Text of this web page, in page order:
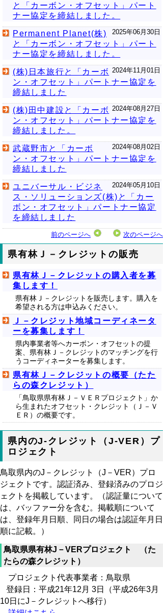
と「カーボン・オフセット」パート
ナー協定を締結しました。
2025年06月30日
Permanent Planet(株)
と「カーボン・オフセット」パート
ナー協定を締結しました。
2024年11月01日
(株)日本旅行と「カーボ
ン・オフセット」パートナー協定を
締結しました
2024年08月27日
(株)田中建設と「カーボ
ン・オフセット」パートナー協定を
締結しました。
2024年08月02日
武蔵野市と「カーボ
ン・オフセット」パートナー協定を
締結しました
2024年05月10日
ユニバーサル・ビジネ
ス・ソリューションズ(株)と「カー
ボン・オフセット」パートナー協定
を締結しました
前のページへ 次のページへ
県有林Ｊ－クレジットの販売
県有林Ｊ－クレジットの購入者を募
集します！
県有林Ｊ－クレジットを販売します。購入を
希望される方は申込みください。
Ｊ－クレジット地域コーディネータ
ーを募集します！
県内事業者等へカーボン・オフセットの提
案、県有林Ｊ－クレジットのマッチングを行
うコーディネーターを募集します。
県有林Ｊ－クレジットの概要（たた
らの森クレジット）
「鳥取県県有林Ｊ－ＶＥＲプロジェクト」か
ら生まれたオフセット・クレジット（Ｊ－Ｖ
ＥＲ）の概要です。
県内のJ-クレジット（J-VER）プ
ロジェクト
鳥取県内のJ－クレジット（J－VER）プロ
ジェクトです。認証済み、登録済みのプロジ
ェクトを掲載しています。（認証量について
は、バッファー分を含む。掲載順について
は、登録年月日順、同日の場合は認証年月日
順に記載。）
鳥取県県有林J－VERプロジェクト （た
たらの森クレジット）
プロジェクト代表事業者：鳥取県
登録日：平成21年12月 3日（平成26年3月
10日にJ－クレジットへ移行）